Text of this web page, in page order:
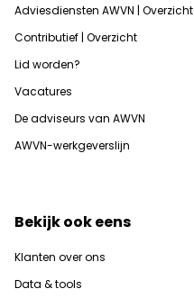
Adviesdiensten AWVN | Overzicht
Contributief | Overzicht
Lid worden?
Vacatures
De adviseurs van AWVN
AWVN-werkgeverslijn
Bekijk ook eens
Klanten over ons
Data & tools